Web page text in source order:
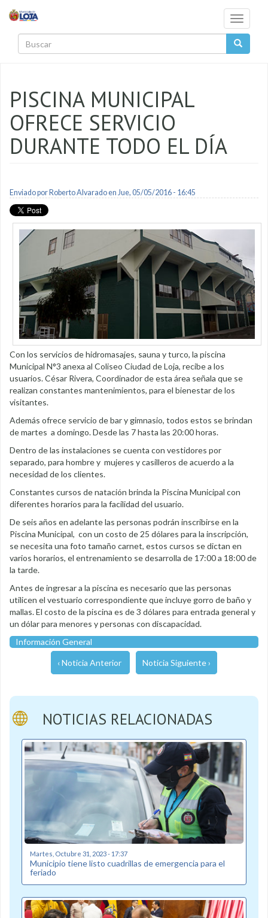
Toggle
PISCINA MUNICIPAL
OFRECE SERVICIO
DURANTE TODO EL DÍA
Enviado por Roberto Alvaradoen Jue, 05/05/2016 - 16:45
Con los servicios de hidromasajes, sauna y turco, la piscina
Municipal N°3 anexa al Coliseo Ciudad de Loja, recibe a los
usuarios. César Rivera, Coordinador de esta área señala que se
realizan constantes mantenimientos, para el bienestar de los
visitantes.
Además ofrece servicio de bar y gimnasio, todos estos se brindan
de martes a domingo. Desde las 7 hasta las 20:00 horas.
Dentro de las instalaciones se cuenta con vestidores por
separado, para hombre y mujeres y casilleros de acuerdo a la
necesidad de los clientes.
Constantes cursos de natación brinda la Piscina Municipal con
diferentes horarios para la facilidad del usuario.
De seis años en adelante las personas podrán inscribirse en la
Piscina Municipal, con un costo de 25 dólares para la inscripción,
se necesita una foto tamaño carnet, estos cursos se dictan en
varios horarios, el entrenamiento se desarrolla de 17:00 a 18:00 de
la tarde.
Antes de ingresar a la piscina es necesario que las personas
utilicen el vestuario correspondiente que incluye gorro de baño y
mallas. El costo de la piscina es de 3 dólares para entrada general y
un dólar para menores y personas con discapacidad.
Información General
‹ Noticia Anterior Noticia Siguiente ›
NOTICIAS RELACIONADAS
Martes, Octubre 31, 2023 - 17:37
Municipio tiene listo cuadrillas de emergencia para el
feriado